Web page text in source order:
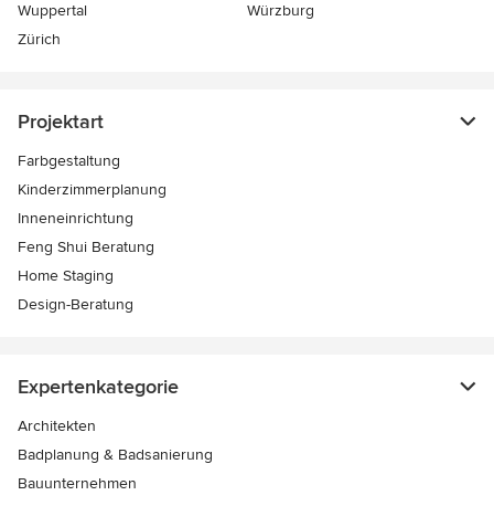
Wuppertal
Würzburg
Zürich
Projektart
Farbgestaltung
Kinderzimmerplanung
Inneneinrichtung
Feng Shui Beratung
Home Staging
Design-Beratung
Expertenkategorie
Architekten
Badplanung & Badsanierung
Bauunternehmen